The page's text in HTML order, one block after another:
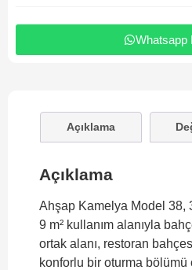
Whatsapp
Açıklama
Açıklama
Ahşap Kamelya Model 38,
9 m² kullanım alanıyla
ortak alanı, restoran
konforlu bir oturma bölümü